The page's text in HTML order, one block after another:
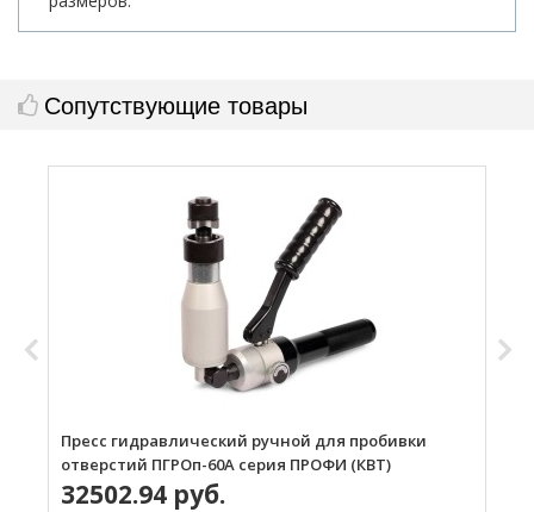
Сопутствующие товары
Пресс гидравлический ручной для пробивки
отверстий ПГРОп-60А серия ПРОФИ (КВТ)
32502.94 руб.